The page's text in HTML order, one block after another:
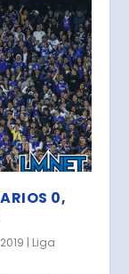
0,
| Liga